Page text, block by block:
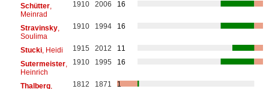
Schütter,
Meinrad
1910 2006 16
Stravinsky,
Soulima
1910 1994 16
Stucki, Heidi 1915 2012
11
Sutermeister,
Heinrich
1910 1995 16
Thalberg,
1812 1871 1